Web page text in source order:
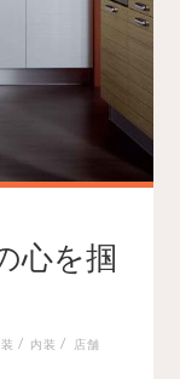
心を掴
/ 内装 / 店舗